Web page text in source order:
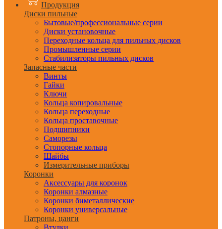
Продукция
Диски пильные
Бытовые/профессиональные серии
Диски установочные
Переходные кольца для пильных дисков
Промышленные серии
Стабилизаторы пильных дисков
Запасные части
Винты
Гайки
Ключи
Кольца копировальные
Кольца переходные
Кольца проставочные
Подшипники
Саморезы
Стопорные кольца
Шайбы
Измерительные приборы
Коронки
Аксессуары для коронок
Коронки алмазные
Коронки биметаллические
Коронки универсальные
Патроны, цанги
Втулки